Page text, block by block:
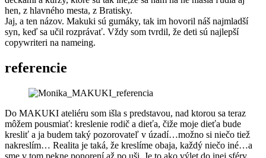
hen, z hlavného mesta, z Bratisky.
Jaj, a ten názov. Makuki sú gumáky, tak im hovoril náš najmladší
syn, keď sa učil rozprávať. Vždy som tvrdil, že deti sú najlepší
copywriteri na nameing.
referencie
Do MAKUKI ateliéru som išla s predstavou, nad ktorou sa teraz
môžem pousmiať: kreslenie rodič a dieťa, čiže moje dieťa bude
kresliť a ja budem taký pozorovateľ v úzadí…možno si niečo tiež
nakreslím… Realita je taká, že kreslíme obaja, každý niečo iné…a
sme v tom pekne ponorení až po uši. Je to ako výlet do inej sféry.